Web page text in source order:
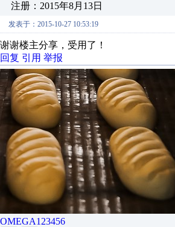
注册：2015年8月13日
发表于：2015-10-27 10:53:19
谢谢楼主分享，受用了！
回复 引用 举报
OMEGA123456